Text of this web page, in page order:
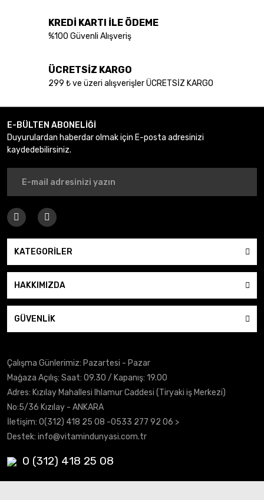
Bu ürüne benzer farklı alternatifler olmalı.
Gönder
KREDİ KARTI İLE ÖDEME
%100 Güvenli Alışveriş
ÜCRETSİZ KARGO
299 ₺ ve üzeri alışverişler ÜCRETSİZ KARGO
E-BÜLTEN ABONELİĞİ
Duyurulardan haberdar olmak için E-posta adresinizi
kaydedebilirsiniz.
KATEGORİLER
HAKKIMIZDA
GÜVENLİK
Çalışma Günlerimiz: Pazartesi - Pazar
Mağaza Açılış: Saat: 09.30 / Kapanış: 19.00
Adres: Kızılay Mahallesi Ihlamur Caddesi (Tiryaki iş Merkezi)
No:5/36 Kızılay - ANKARA
İletişim: 0(312) 418 25 08 -0533 277 92 06 >
Destek: info@vitamindunyasi.com.tr
0 (312) 418 25 08